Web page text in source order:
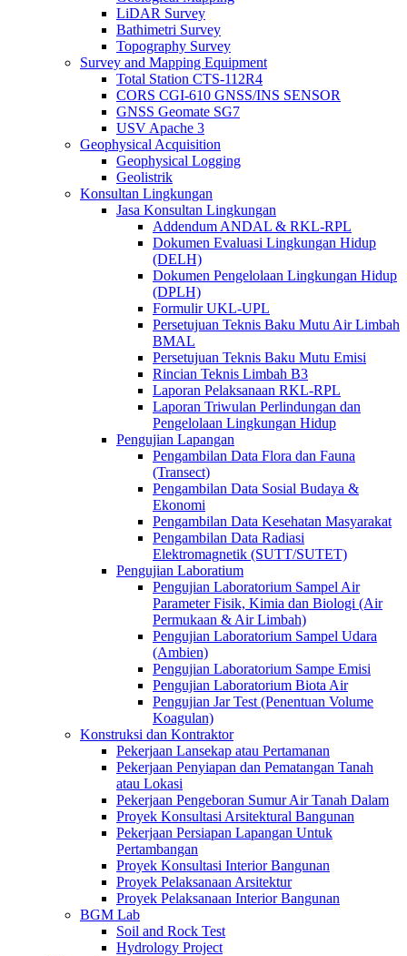
LiDAR Survey
Bathimetri Survey
Topography Survey
Survey and Mapping Equipment
Total Station CTS-112R4
CORS CGI-610 GNSS/INS SENSOR
GNSS Geomate SG7
USV Apache 3
Geophysical Acquisition
Geophysical Logging
Geolistrik
Konsultan Lingkungan
Jasa Konsultan Lingkungan
Addendum ANDAL & RKL-RPL
Dokumen Evaluasi Lingkungan Hidup
(DELH)
Dokumen Pengelolaan Lingkungan Hidup
(DPLH)
Formulir UKL-UPL
Persetujuan Teknis Baku Mutu Air Limbah
BMAL
Persetujuan Teknis Baku Mutu Emisi
Rincian Teknis Limbah B3
Laporan Pelaksanaan RKL-RPL
Laporan Triwulan Perlindungan dan
Pengelolaan Lingkungan Hidup
Pengujian Lapangan
Pengambilan Data Flora dan Fauna
(Transect)
Pengambilan Data Sosial Budaya &
Ekonomi
Pengambilan Data Kesehatan Masyarakat
Pengambilan Data Radiasi
Elektromagnetik (SUTT/SUTET)
Pengujian Laboratium
Pengujian Laboratorium Sampel Air
Parameter Fisik, Kimia dan Biologi (Air
Permukaan & Air Limbah)
Pengujian Laboratorium Sampel Udara
(Ambien)
Pengujian Laboratorium Sampe Emisi
Pengujian Laboratorium Biota Air
Pengujian Jar Test (Penentuan Volume
Koagulan)
Konstruksi dan Kontraktor
Pekerjaan Lansekap atau Pertamanan
Pekerjaan Penyiapan dan Pematangan Tanah
atau Lokasi
Pekerjaan Pengeboran Sumur Air Tanah Dalam
Proyek Konsultasi Arsitektural Bangunan
Pekerjaan Persiapan Lapangan Untuk
Pertambangan
Proyek Konsultasi Interior Bangunan
Proyek Pelaksanaan Arsitektur
Proyek Pelaksanaan Interior Bangunan
BGM Lab
Soil and Rock Test
Hydrology Project